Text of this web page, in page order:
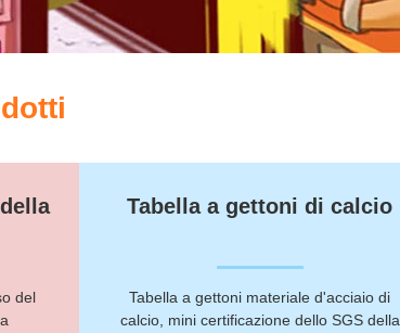
del
Tabella a gettoni di calcio
Tabella a gettoni materiale d'acciaio di
calcio, mini certificazione dello SGS della